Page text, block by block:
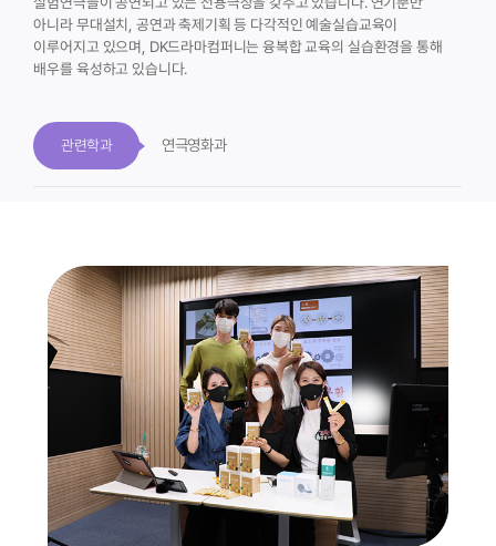
아니라 무대설치, 공연과 축제기획 등 다각적인 예술실습교육이
이루어지고 있으며, DK드라마컴퍼니는 융복합 교육의 실습환경을 통해
배우를 육성하고 있습니다.
관련학과 연극영화과